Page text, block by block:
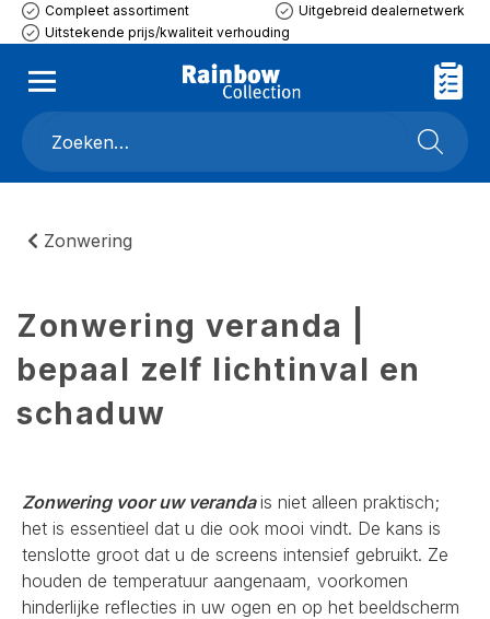
Compleet assortiment
Uitgebreid dealernetwerk
Uitstekende prijs/kwaliteit verhouding
Zonwering
Zonwering veranda |
bepaal zelf lichtinval en
schaduw
Zonwering voor uw verandais niet alleen praktisch;
het is essentieel dat u die ook mooi vindt. De kans is
tenslotte groot dat u de screens intensief gebruikt. Ze
houden de temperatuur aangenaam, voorkomen
hinderlijke reflecties in uw ogen en op het beeldscherm